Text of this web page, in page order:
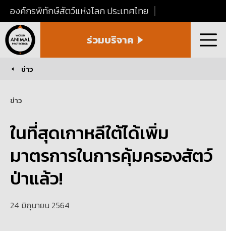
องค์กรพิทักษ์สัตว์แห่งโลก ประเทศไทย
Animal
Protection
ร่วมบริจาค เมนู
You are here:
ข่าว
ในที่สุดเกาหลีใต้ได้เพิ่ม
มาตรการในการคุ้มครองสัตว์
ป่าแล้ว!
ข่าว
24 มิถุนายน 2564